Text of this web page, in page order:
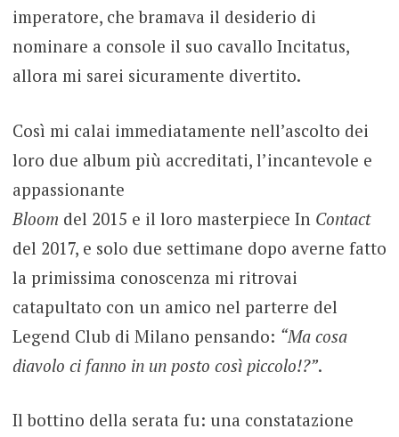
imperatore, che bramava il desiderio di
nominare a console il suo cavallo Incitatus,
allora mi sarei sicuramente divertito.
Così mi calai immediatamente nell’ascolto dei
loro due album più accreditati, l’incantevole e
appassionante
Bloom del 2015 e il loro masterpiece In Contact
del 2017, e solo due settimane dopo averne fatto
la primissima conoscenza mi ritrovai
catapultato con un amico nel parterre del
Legend Club di Milano pensando: “Ma cosa
diavolo ci fanno in un posto così piccolo!?”.
Il bottino della serata fu: una constatazione